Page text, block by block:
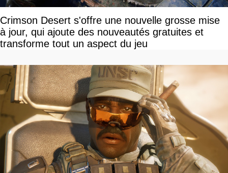
Crimson Desert s'offre une nouvelle grosse mise
à jour, qui ajoute des nouveautés gratuites et
transforme tout un aspect du jeu